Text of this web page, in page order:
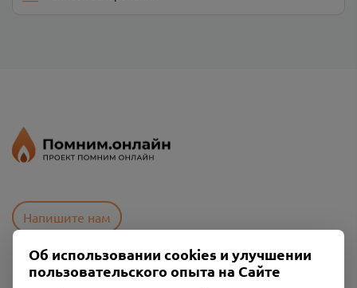
Напишите нам
Пользовательское соглашение
Об использовании cookies и улучшении
пользовательского опыта на Сайте